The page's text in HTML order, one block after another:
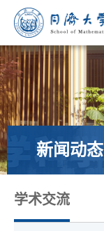
新闻动态
学术交流